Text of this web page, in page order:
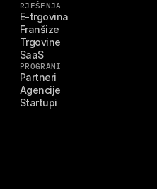
RJEŠENJA
E-trgovina
Franšize
Trgovine
SaaS
PROGRAMI
Partneri
Agencije
Startupi